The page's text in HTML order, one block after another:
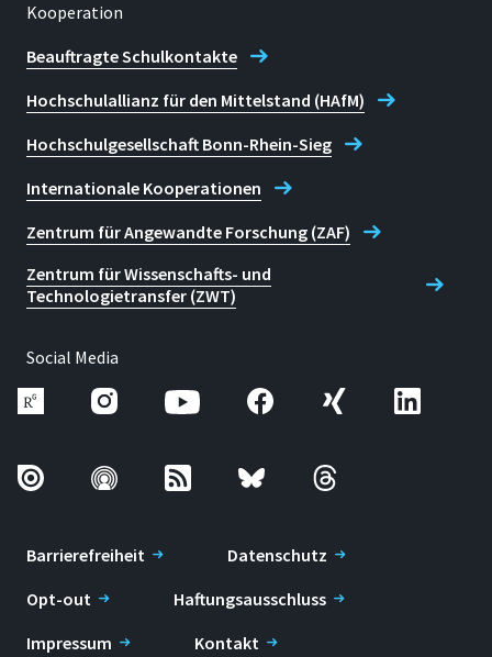
Kooperation
Beauftragte Schulkontakte
Hochschulallianz für den Mittelstand (HAfM)
Hochschulgesellschaft Bonn-Rhein-Sieg
Internationale Kooperationen
Zentrum für Angewandte Forschung (ZAF)
Zentrum für Wissenschafts- und
Technologietransfer (ZWT)
Social Media
Barrierefreiheit
Datenschutz
Opt-out
Haftungsausschluss
Impressum
Kontakt